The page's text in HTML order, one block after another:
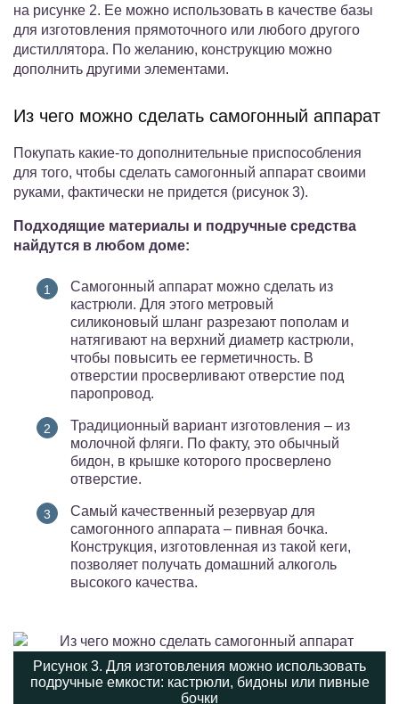
на рисунке 2. Ее можно использовать в качестве базы
для изготовления прямоточного или любого другого
дистиллятора. По желанию, конструкцию можно
дополнить другими элементами.
Из чего можно сделать самогонный аппарат
Покупать какие-то дополнительные приспособления
для того, чтобы сделать самогонный аппарат своими
руками, фактически не придется (рисунок 3).
Подходящие материалы и подручные средства
найдутся в любом доме:
Самогонный аппарат можно сделать из
кастрюли. Для этого метровый
силиконовый шланг разрезают пополам и
натягивают на верхний диаметр кастрюли,
чтобы повысить ее герметичность. В
отверстии просверливают отверстие под
паропровод.
Традиционный вариант изготовления – из
молочной фляги. По факту, это обычный
бидон, в крышке которого просверлено
отверстие.
Самый качественный резервуар для
самогонного аппарата – пивная бочка.
Конструкция, изготовленная из такой кеги,
позволяет получать домашний алкоголь
высокого качества.
Рисунок 3. Для изготовления можно использовать
подручные емкости: кастрюли, бидоны или пивные
бочки